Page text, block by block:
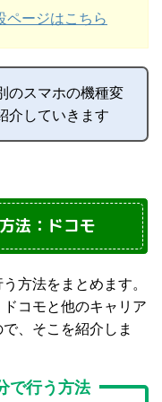
ページはこちら
のスマホの機種変
介していきます
法：ドコモ
方法をまとめます。
コモと他のキャリア
、そこを紹介しま
で行う方法